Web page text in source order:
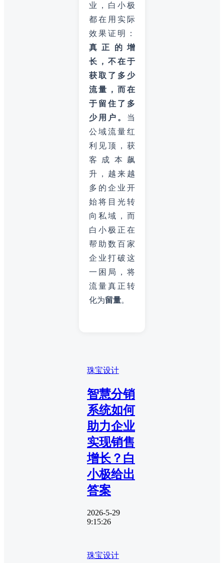
业，白小极
都在用实际
效果证明：
真正的增
长，不在于
获取了多少
流量，而在
于留住了多
少用户。 当
公域流量红
利见顶，获
客成本飙
升，越来越
多的企业开
始将目光转
向私域，而
白小极正在
帮助数百家
企业打破这
一困局，将
流量真正转
化为留量。
珠宝设计
智慧分销
系统如何
助力企业
实现销售
增长？白
小极给出
答案
2026-5-29
9:15:26
珠宝设计